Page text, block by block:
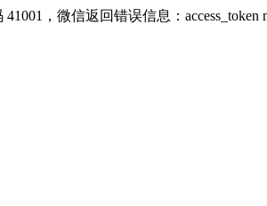
，微信返回错误信息：access_token